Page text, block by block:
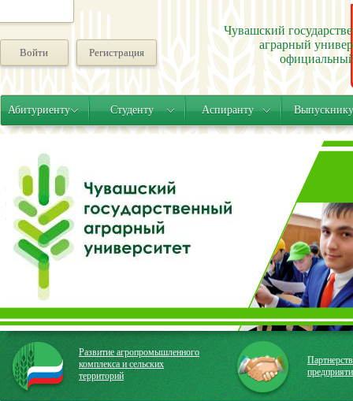
Войти Регистрация
Чувашский
аграрный
Абитуриенту Студенту Аспиранту
Развитие агропромышленного
комплекса и сельских
территорий